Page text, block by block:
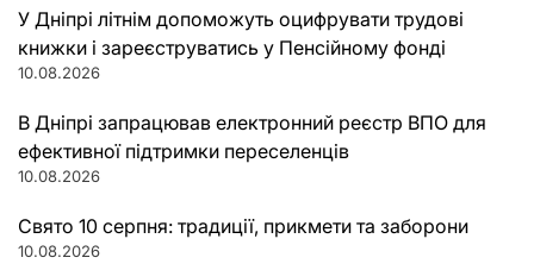
У Дніпрі літнім допоможуть оцифрувати трудові
книжки і зареєструватись у Пенсійному фонді
10.08.2026
В Дніпрі запрацював електронний реєстр ВПО для
ефективної підтримки переселенців
10.08.2026
Свято 10 серпня: традиції, прикмети та заборони
10.08.2026